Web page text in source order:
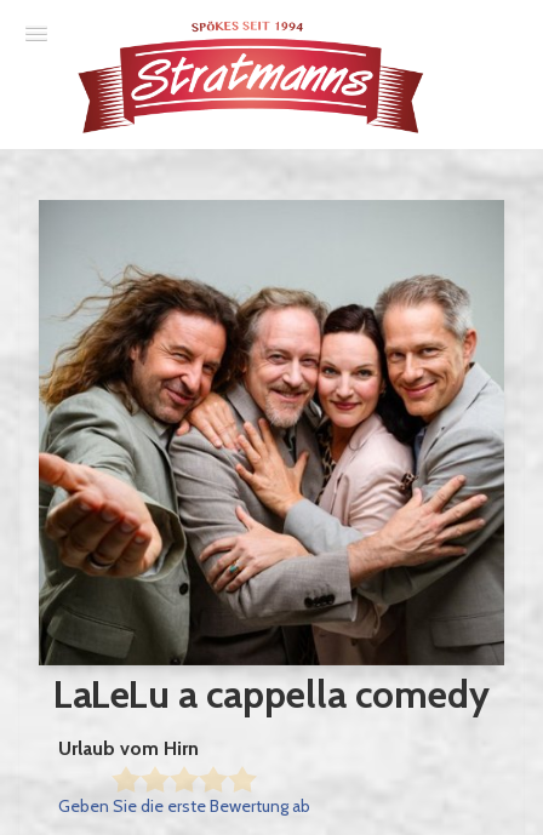
Unsere Komödien
Gastspiele
Gutscheine
Anmelden
LaLeLu a cappella comedy
Urlaub vom Hirn
Geben Sie die erste Bewertung ab